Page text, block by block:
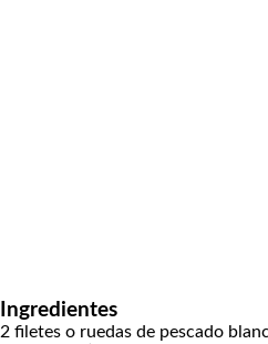
Ingredientes
2 filetes o ruedas de pescado